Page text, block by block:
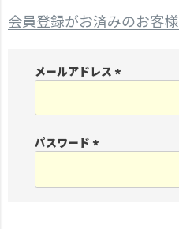
会員登録がお済みのお客様
メールアドレス
パスワード